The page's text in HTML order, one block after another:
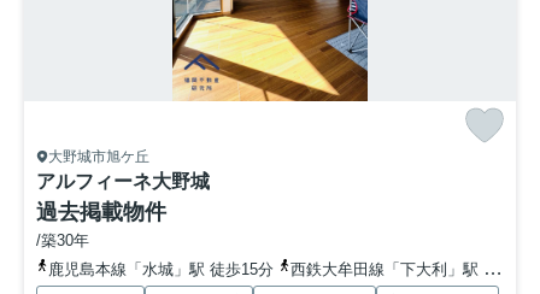
大野城市旭ケ丘
アルフィーネ大野城
過去掲載物件
/築30年
鹿児島本線「水城」駅 徒歩15分
西鉄大牟田線「下大利」駅 徒歩19分